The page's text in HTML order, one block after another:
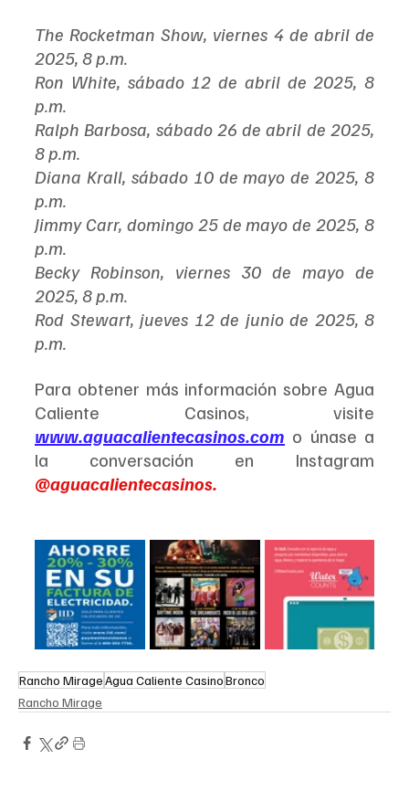
The Rocketman Show, viernes 4 de abril de
2025, 8 p.m.
Ron White, sábado 12 de abril de 2025, 8
p.m.
Ralph Barbosa, sábado 26 de abril de 2025,
8 p.m.
Diana Krall, sábado 10 de mayo de 2025, 8
p.m.
Jimmy Carr, domingo 25 de mayo de 2025, 8
p.m.
Becky Robinson, viernes 30 de mayo de
2025, 8 p.m.
Rod Stewart, jueves 12 de junio de 2025, 8
p.m.
Para obtener más información sobre Agua
www.aguacalientecasinos.com o únase a
@aguacalientecasinos.
Rancho MirageAgua Caliente CasinoBronco
Rancho Mirage